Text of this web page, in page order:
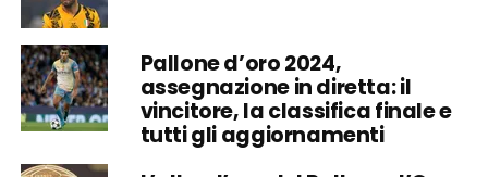
Pallone d’oro 2024,
assegnazione in diretta: il
vincitore, la classifica finale e
tutti gli aggiornamenti